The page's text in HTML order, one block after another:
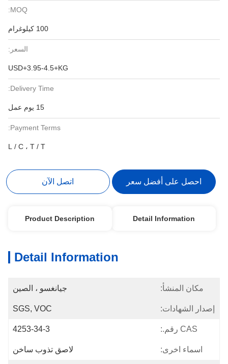
MOQ:
100 كيلوغرام
السعر:
USD+3.95-4.5+KG
Delivery Time:
15 يوم عمل
Payment Terms:
L / C ، T / T
احصل على أفضل سعر اتصل الآن
Detail Information
Product Description
Detail Information
مكان المنشأ: جيانغسو ، الصين
إصدار الشهادات: SGS, VOC
CAS رقم.: 4253-34-3
اسماء اخرى: لاصق تذوب ساخن